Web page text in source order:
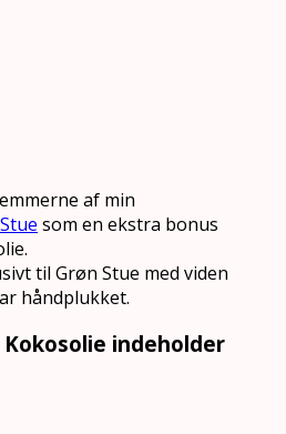
af min
som en ekstra bonus
til Grøn Stue med viden
håndplukket.
indeholder